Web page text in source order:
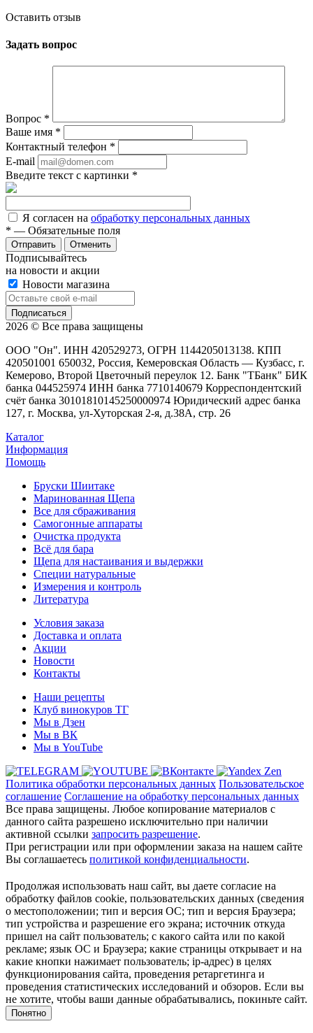
Оставить отзыв
Задать вопрос
Вопрос *
Ваше имя *
Контактный телефон *
E-mail
Введите текст с картинки *
Я согласен на обработку персональных данных
* — Обязательные поля
Отменить
Подписывайтесь
на новости и акции
Новости магазина
2026 © Все права защищены
ООО "Он". ИНН 420529273, ОГРН 1144205013138. КПП
420501001 650032, Россия, Кемеровская Область — Кузбасс, г.
Кемерово, Второй Цветочный переулок 12. Банк "ТБанк" БИК
банка 044525974 ИНН банка 7710140679 Корреспондентский
счёт банка 30101810145250000974 Юридический адрес банка
127, г. Москва, ул-Хуторская 2-я, д.38А, стр. 26
Каталог
Информация
Помощь
Бруски Шиитаке
Маринованная Щепа
Все для сбраживания
Самогонные аппараты
Очистка продукта
Всё для бара
Щепа для настаивания и выдержки
Специи натуральные
Измерения и контроль
Литература
Условия заказа
Доставка и оплата
Акции
Новости
Контакты
Наши рецепты
Клуб винокуров ТГ
Мы в Дзен
Мы в ВК
Мы в YouTube
Политика обработки персональных данных Пользовательское
соглашение Соглашение на обработку персональных данных
Все права защищены. Любое копирование материалов с
данного сайта разрешено исключительно при наличии
активной ссылки запросить разрешение.
При регистрации или при оформлении заказа на нашем сайте
Вы соглашаетесь политикой конфиденциальности.
Продолжая использовать наш сайт, вы даете согласие на
обработку файлов cookie, пользовательских данных (сведения
о местоположении; тип и версия ОС; тип и версия Браузера;
тип устройства и разрешение его экрана; источник откуда
пришел на сайт пользователь; с какого сайта или по какой
рекламе; язык ОС и Браузера; какие страницы открывает и на
какие кнопки нажимает пользователь; ip-адрес) в целях
функционирования сайта, проведения ретаргетинга и
проведения статистических исследований и обзоров. Если вы
не хотите, чтобы ваши данные обрабатывались, покиньте сайт.
Понятно